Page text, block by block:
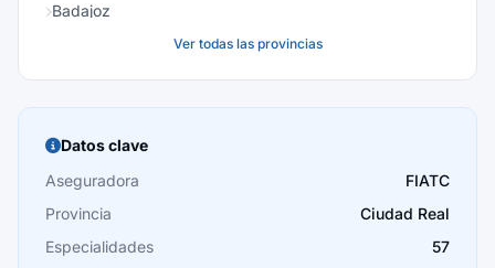
Badajoz
Burgos
Cáceres
Cádiz
Cantabria
Ver todas las provincias
Datos clave
Aseguradora
FIATC
Provincia
Ciudad Real
Especialidades
57